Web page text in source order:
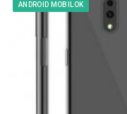
ANDROID MOBILOK